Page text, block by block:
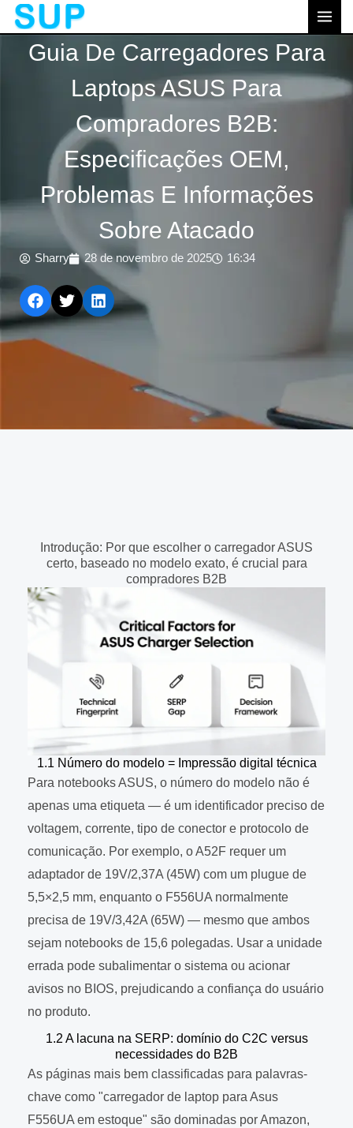
至
Guia De Carregadores Para
Laptops ASUS Para
Compradores B2B:
Especificações OEM,
Problemas E Informações
Sobre Atacado
Sharry 28 de novembro de 2025 16:34
Introdução: Por que escolher o carregador ASUS
certo, baseado no modelo exato, é crucial para
compradores B2B
1.1 Número do modelo = Impressão digital técnica
Para notebooks ASUS, o número do modelo não é
apenas uma etiqueta — é um identificador preciso de
voltagem, corrente, tipo de conector e protocolo de
comunicação. Por exemplo, o A52F requer um
adaptador de 19V/2,37A (45W) com um plugue de
5,5×2,5 mm, enquanto o F556UA normalmente
precisa de 19V/3,42A (65W) — mesmo que ambos
sejam notebooks de 15,6 polegadas. Usar a unidade
errada pode subalimentar o sistema ou acionar
avisos no BIOS, prejudicando a confiança do usuário
no produto.
1.2 A lacuna na SERP: domínio do C2C versus
necessidades do B2B
As páginas mais bem classificadas para palavras-
chave como "carregador de laptop para Asus
F556UA em estoque" são dominadas por Amazon,